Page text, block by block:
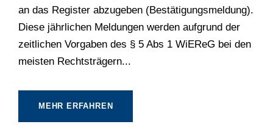
an das Register abzugeben (Bestätigungsmeldung).
Diese jährlichen Meldungen werden aufgrund der
zeitlichen Vorgaben des § 5 Abs 1 WiEReG bei den
meisten Rechtsträgern...
MEHR ERFAHREN